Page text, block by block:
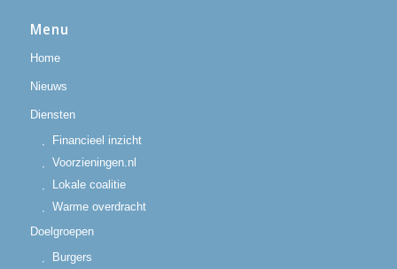
Menu
Home
Nieuws
Diensten
Financieel inzicht
Voorzieningen.nl
Lokale coalitie
Warme overdracht
Doelgroepen
Burgers